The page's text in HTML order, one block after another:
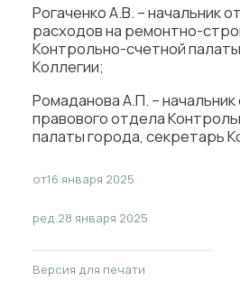
Рогаченко А.В. – начальник
расходов на ремонтно-
Контрольно-счетной
Коллегии;
Ромаданова А.П. –
правового отдела
палаты города, секретарь
от16 января 2025
ред.28 января 2025
Версия для печати